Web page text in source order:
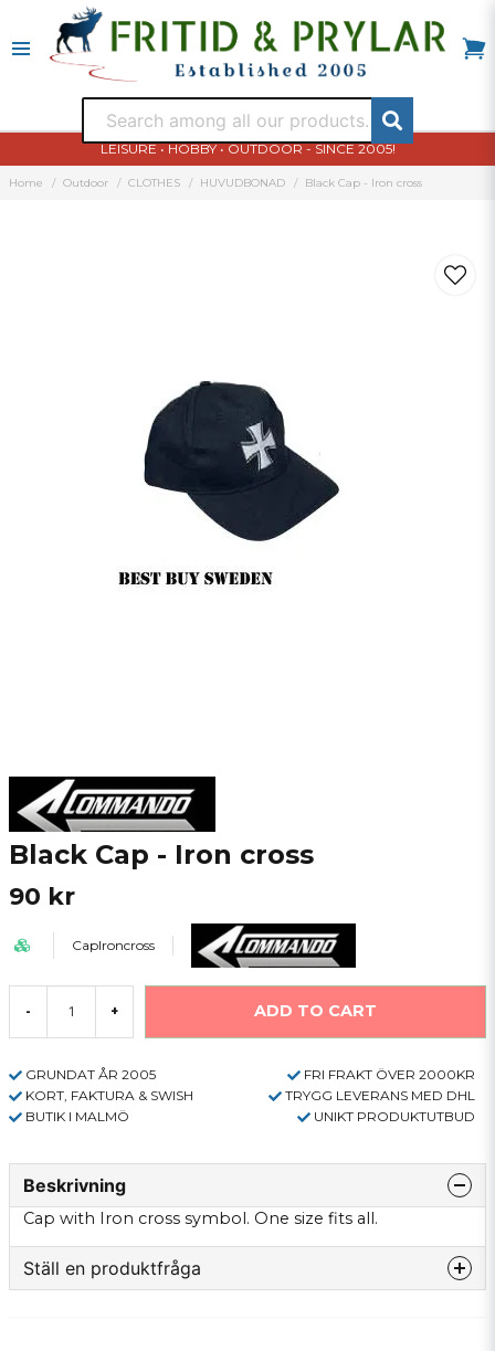
LEISURE • HOBBY • OUTDOOR - SINCE 2005!
Home Outdoor CLOTHES HUVUDBONAD Black Cap - Iron cross
Black Cap - Iron cross
90 kr
CapIroncross
- + ADD TO CART
GRUNDAT ÅR 2005
FRI FRAKT ÖVER 2000KR
KORT, FAKTURA & SWISH
TRYGG LEVERANS MED DHL
BUTIK I MALMÖ
UNIKT PRODUKTUTBUD
Beskrivning
Cap with Iron cross symbol. One size fits all.
Ställ en produktfråga